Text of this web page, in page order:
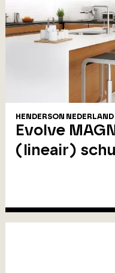
HENDERSON NEDERLAND
Evolve
(lineair)